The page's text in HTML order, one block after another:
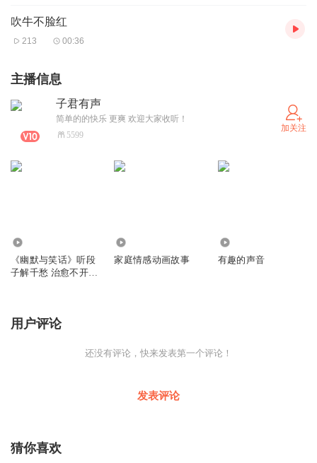
吹牛不脸红
213 00:36
主播信息
子君有声
简单的的快乐 更爽 欢迎大家收听！
5599
加关注
《幽默与笑话》听段
子解千愁 治愈不开心
家庭情感动画故事 有趣的声音
用户评论
还没有评论，快来发表第一个评论！
发表评论
猜你喜欢